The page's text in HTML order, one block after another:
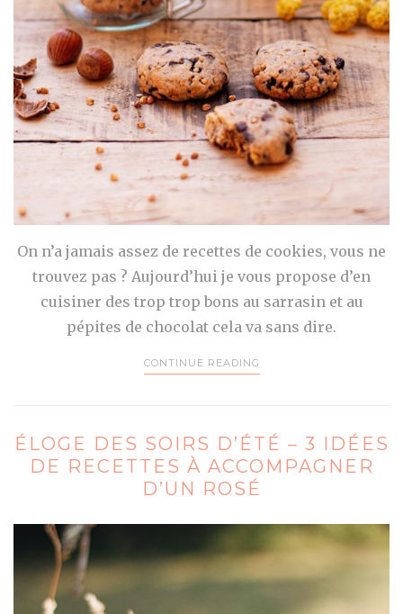
On n’a jamais assez de recettes de cookies, vous ne
trouvez pas ? Aujourd’hui je vous propose d’en
cuisiner des trop trop bons au sarrasin et au
pépites de chocolat cela va sans dire.
CONTINUE READING
ÉLOGE DES SOIRS D’ÉTÉ – 3 IDÉES
DE RECETTES À ACCOMPAGNER
D’UN ROSÉ